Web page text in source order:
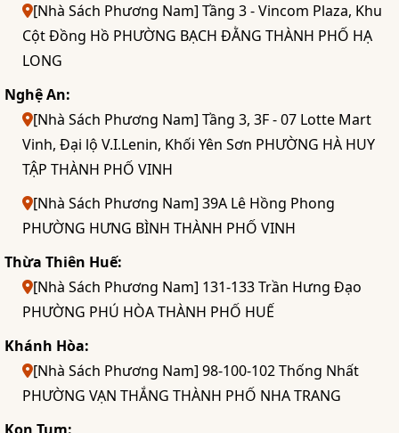
[Nhà Sách Phương Nam] Tầng 3 - Vincom Plaza, Khu
Cột Đồng Hồ PHƯỜNG BẠCH ĐẰNG THÀNH PHỐ HẠ
LONG
Nghệ An:
[Nhà Sách Phương Nam] Tầng 3, 3F - 07 Lotte Mart
Vinh, Đại lộ V.I.Lenin, Khối Yên Sơn PHƯỜNG HÀ HUY
TẬP THÀNH PHỐ VINH
[Nhà Sách Phương Nam] 39A Lê Hồng Phong
PHƯỜNG HƯNG BÌNH THÀNH PHỐ VINH
Thừa Thiên Huế:
[Nhà Sách Phương Nam] 131-133 Trần Hưng Đạo
PHƯỜNG PHÚ HÒA THÀNH PHỐ HUẾ
Khánh Hòa:
[Nhà Sách Phương Nam] 98-100-102 Thống Nhất
PHƯỜNG VẠN THẮNG THÀNH PHỐ NHA TRANG